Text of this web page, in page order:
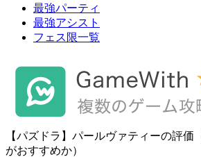
最強パーティ
最強アシスト
フェス限一覧
【パズドラ】パールヴァティーの評価
がおすすめか）